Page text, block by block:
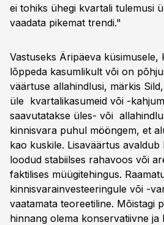
ei tohiks ühegi kvartali tulemusi
vaadata pikemat trendi."
Vastuseks Äripäeva küsimusele,
lõppeda kasumlikult või on
väärtuse allahindlusi, märkis
üle kvartalikasumeid või -
saavutatakse üles- või
kinnisvara puhul mööngem, et
kao kuskile. Lisaväärtus avaldub
loodud stabiilses rahavoos või
faktilises müügitehingus.
kinnisvarainvesteeringule või -
vaatamata teoreetiline. Mõistagi
hinnang olema konservatiivne ja